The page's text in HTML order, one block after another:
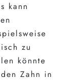
kann
zu
könnte
Zahn in